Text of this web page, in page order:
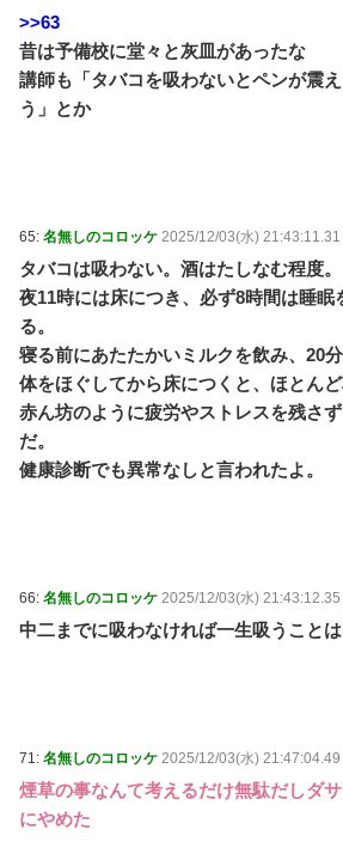
>>63
昔は予備校に堂々と灰皿があったな
講師も「タバコを吸わないとペンが震
う」とか
65: 名無しのコロッケ 2025/12/03(水)
タバコは吸わない。酒はたしなむ程度。
夜11時には床につき、必ず8時間は睡眠
る。
寝る前にあたたかいミルクを飲み、20
体をほぐしてから床につくと、ほとんど
赤ん坊のように疲労やストレスを残さ
だ。
健康診断でも異常なしと言われたよ。
66: 名無しのコロッケ 2025/12/03(水) 21:43:12.35
中二までに吸わなければ一生吸うこと
71: 名無しのコロッケ 2025/12/03(水) 21:47:04.49
煙草の事なんて考えるだけ無駄だしダ
にやめた